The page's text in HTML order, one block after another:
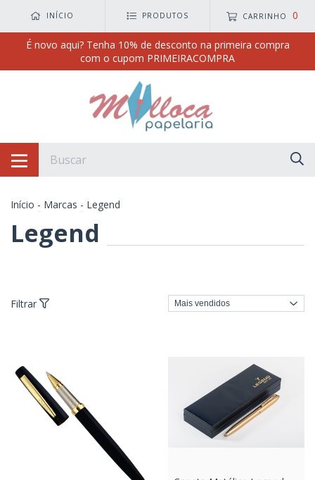
INÍCIO PRODUTOS CARRINHO 0
É novo aqui? Tenha 10% de desconto na primeira compra
com o cupom PRIMEIRACOMPRA
Início - Marcas - Legend
Legend
Filtrar